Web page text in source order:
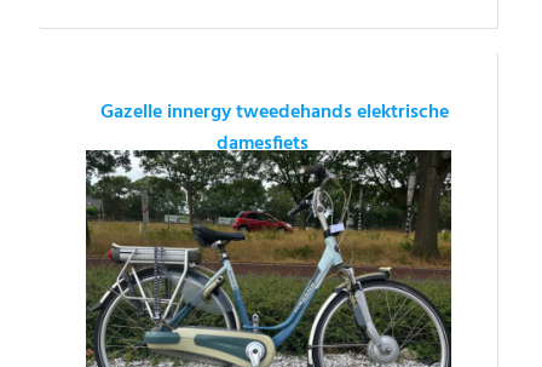
Gazelle innergy tweedehands elektrische
damesfiets